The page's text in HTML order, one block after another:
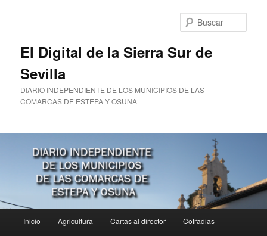
El Digital de la Sierra Sur de
Sevilla
DIARIO INDEPENDIENTE DE LOS MUNICIPIOS DE LAS
COMARCAS DE ESTEPA Y OSUNA
principal
Inicio Agricultura Cartas al director Cofradias